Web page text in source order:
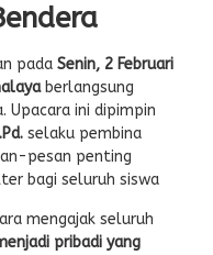
pada Senin, 2 Februari
berlangsung
Upacara ini dipimpin
selaku pembina
pesan penting
bagi seluruh siswa
mengajak seluruh
pribadi yang